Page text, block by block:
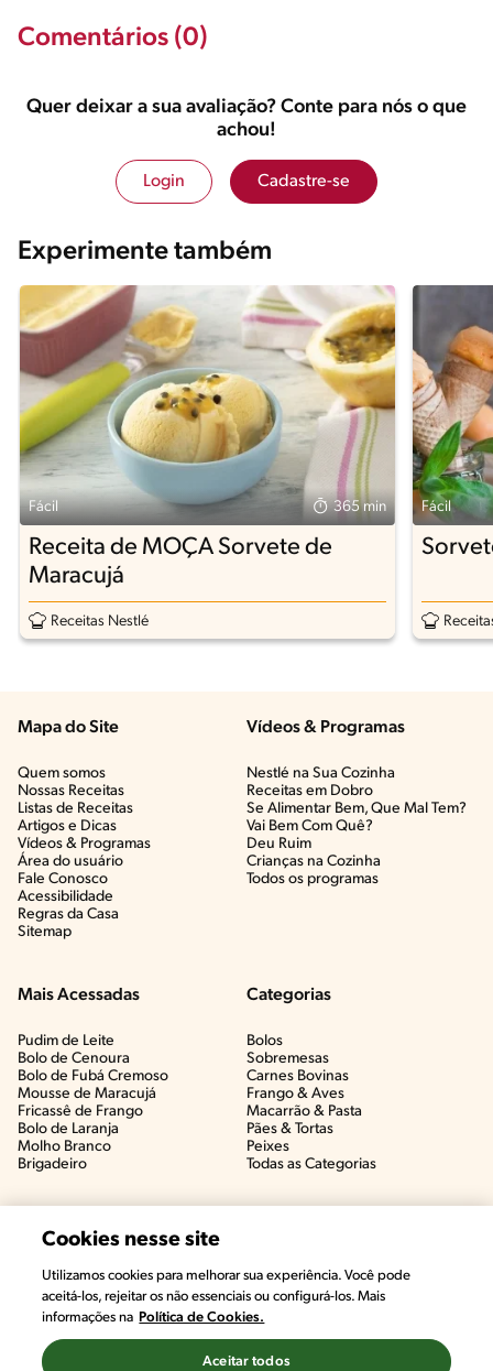
Comentários (0)
Quer deixar a sua avaliação? Conte para nós o que
achou!
Login Cadastre-se
Experimente também
Fácil 365 min
Receita de MOÇA Sorvete de
Maracujá
Receitas Nestlé
Fácil
Mapa do Site
Quem somos
Nossas Receitas
Listas de Receitas​
Artigos e Dicas​
Vídeos & Programas​
Área do usuário
Fale Conosco
Acessibilidade
Regras da Casa
Sitemap
Vídeos & Programas​
Nestlé na Sua Cozinha
Receitas em Dobro
Se Alimentar Bem, Que Mal Tem?​
Vai Bem Com Quê?​
Deu Ruim​
Crianças na Cozinha​
Todos os programas
Mais Acessadas
Pudim de Leite
Bolo de Cenoura
Bolo de Fubá Cremoso
Mousse de Maracujá
Fricassê de Frango
Bolo de Laranja
Molho Branco
Brigadeiro
Categorias
Bolos
Sobremesas
Carnes Bovinas​
Frango & Aves​
Macarrão & Pasta​
Pães & Tortas​
Peixes
Todas as Categorias
Cookies nesse site
Utilizamos cookies para melhorar sua experiência. Você pode
aceitá-los, rejeitar os não essenciais ou configurá-los. Mais
informações na Política de Cookies.
Aceitar todos